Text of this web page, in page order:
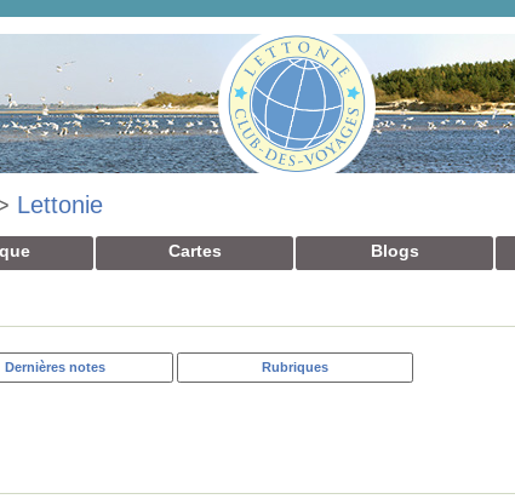
Lettonie
Cartes Blogs
Dernières notes Rubriques